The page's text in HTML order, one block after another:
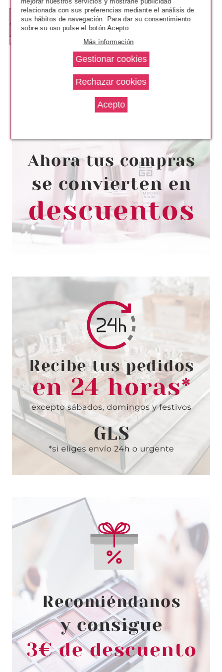
HERMES
HERMES UN JARDIN SUR LE
Pvr 67.00€
-43%
desde
37.95€
HERMES EAU DES
MERVEILLES BLEUE EDT 50 ML
Pvr 102.00€
-29%
desde
71.95€
HERMES L´OMBRE DES
MERVEILLES EDP 50 ML
Pvr 102.00€
-35%
desde
65.95€
relacionada con sus preferencias mediante el análisis de
sus hábitos de navegación. Para dar su consentimiento
sobre su uso pulse el botón Acepto.
Más información